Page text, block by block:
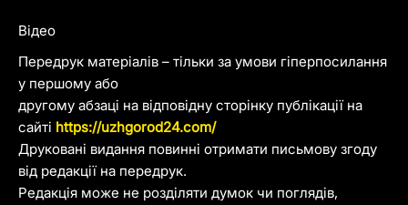
Передрук матеріалів – тільки за умови гіперпосилання
у першому або
другому абзаці на відповідну сторінку публікації на
сайті https://uzhgorod24.com/
Друковані видання повинні отримати письмову згоду
від редакції на передрук.
Редакція може не розділяти думок чи поглядів,
Відео